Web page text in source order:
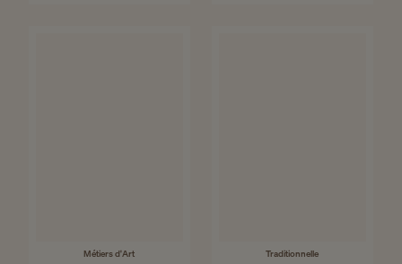
Métiers d'Art Traditionnelle